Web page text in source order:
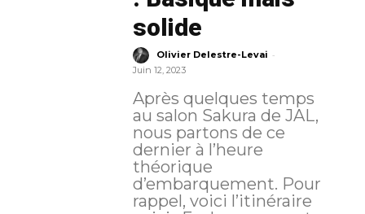
solide
Olivier Delestre-Levai -
Juin 12, 2023
Après quelques temps
au salon Sakura de JAL,
nous partons de ce
dernier à l’heure
théorique
d’embarquement. Pour
rappel, voici l’itinéraire